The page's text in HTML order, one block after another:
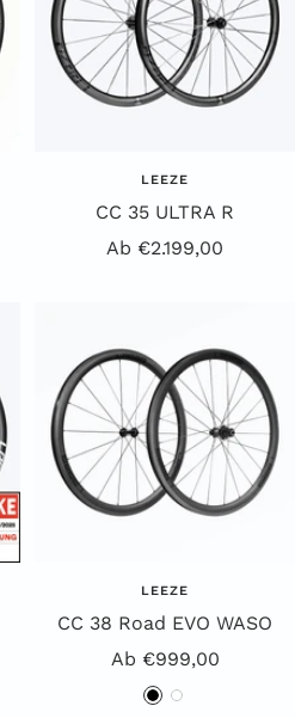
r
z
LEEZE
CC 35 ULTRA R
Angebotspreis
Ab €2.199,00
LEEZE
CC 38 Road EVO WASO
Angebotspreis
Ab €999,00
S W